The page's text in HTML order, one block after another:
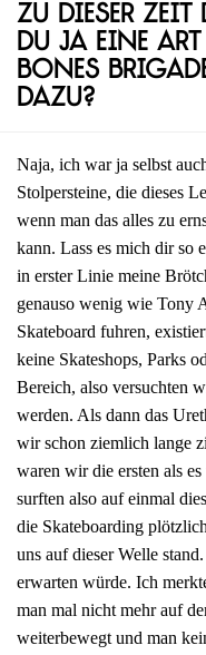
Zu dieser Zeit
du ja eine
Bones
dazu?
Naja, ich war ja selbst
Stolpersteine, die dieses
wenn man das alles zu
kann. Lass es mich dir so
in erster Linie meine
genauso wenig wie Tony
Skateboard fuhren,
keine Skateshops, Parks
Bereich, also versuchten
werden. Als dann das
wir schon ziemlich lange
waren wir die ersten als
surften also auf einmal
die Skateboarding
uns auf dieser Welle
erwarten würde. Ich
man mal nicht mehr auf
weiterbewegt und man